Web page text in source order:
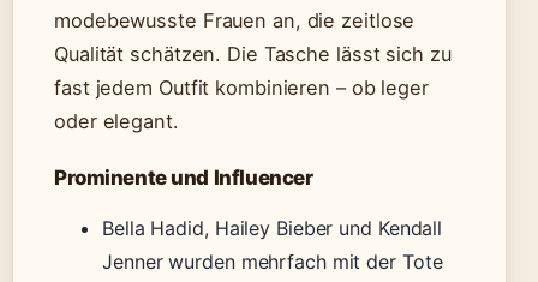
modebewusste Frauen an, die zeitlose
Qualität schätzen. Die Tasche lässt sich zu
fast jedem Outfit kombinieren – ob leger
oder elegant.
Prominente und Influencer
Bella Hadid, Hailey Bieber und Kendall
Jenner wurden mehrfach mit der Tote